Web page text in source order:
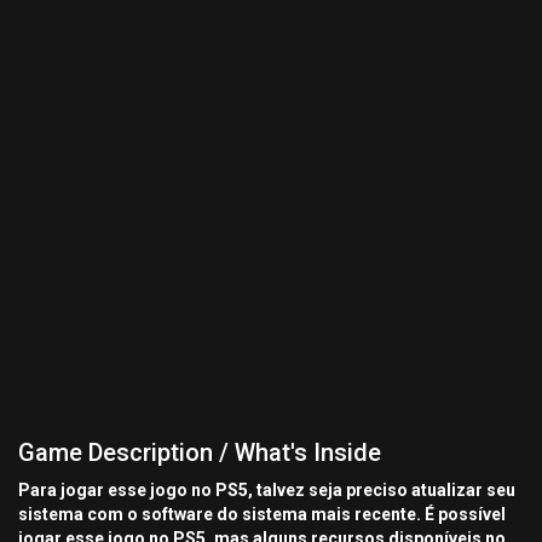
Game Description / What's Inside
Para jogar esse jogo no PS5, talvez seja preciso atualizar seu
sistema com o software do sistema mais recente. É possível